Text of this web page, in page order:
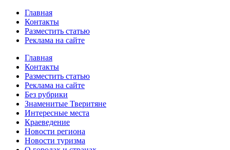
Главная
Контакты
Разместить статью
Реклама на сайте
Главная
Контакты
Разместить статью
Реклама на сайте
Без рубрики
Знаменитые Тверитяне
Интересные места
Краеведение
Новости региона
Новости туризма